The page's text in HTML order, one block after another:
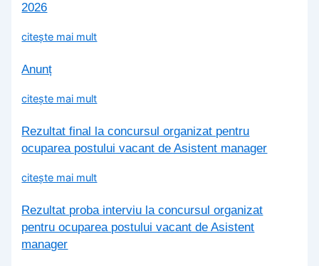
2026
citește mai mult
Anunț
citește mai mult
Rezultat final la concursul organizat pentru
ocuparea postului vacant de Asistent manager
citește mai mult
Rezultat proba interviu la concursul organizat
pentru ocuparea postului vacant de Asistent
manager